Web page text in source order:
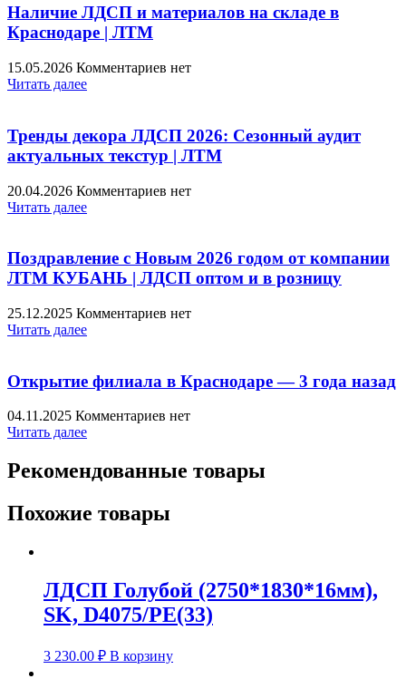
Наличие ЛДСП и материалов на складе в
Краснодаре | ЛТМ
15.05.2026 Комментариев нет
Читать далее
Тренды декора ЛДСП 2026: Сезонный аудит
актуальных текстур | ЛТМ
20.04.2026 Комментариев нет
Читать далее
Поздравление с Новым 2026 годом от компании
ЛТМ КУБАНЬ | ЛДСП оптом и в розницу
25.12.2025 Комментариев нет
Читать далее
Открытие филиала в Краснодаре — 3 года назад
04.11.2025 Комментариев нет
Читать далее
Рекомендованные товары
Похожие товары
ЛДСП Голубой (2750*1830*16мм),
SK, D4075/PE(33)
3 230.00 ₽ В корзину